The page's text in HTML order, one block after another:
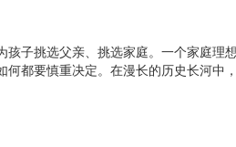
子挑选父亲、挑选家庭。一个家庭理
都要慎重决定。在漫长的历史长河中